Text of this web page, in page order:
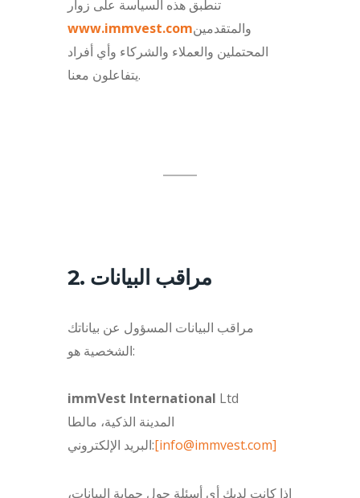
تنطبق هذه السياسة على زوار
www.immvest.comوالمتقدمين
المحتملين والعملاء والشركاء وأي أفراد
يتفاعلون معنا.
2. مراقب البيانات
مراقب البيانات المسؤول عن بياناتك
الشخصية هو:
immVest International Ltd
المدينة الذكية، مالطا
البريد الإلكتروني:[info@immvest.com]
إذا كانت لديك أي أسئلة حول حماية البيانات،